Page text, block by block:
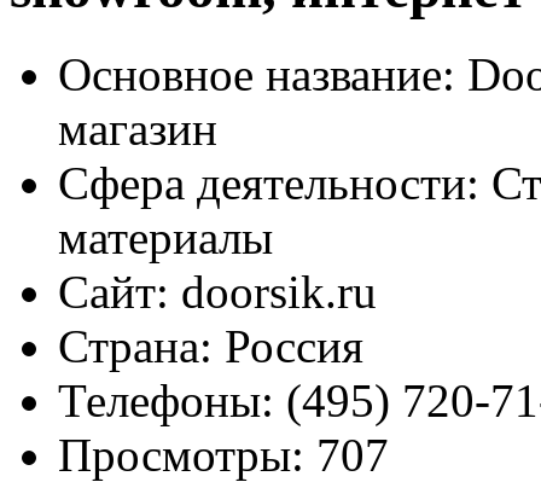
Основное название:
магазин
Сфера деятельности:
материалы
Сайт: doorsik.ru
Страна: Россия
Телефоны: (495) 720-
Просмотры: 707